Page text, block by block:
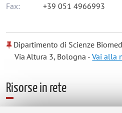
Fax:
+39 051 4966993
Dipartimento di Scienze
Via Altura 3, Bologna -Vai alla
Risorse in rete